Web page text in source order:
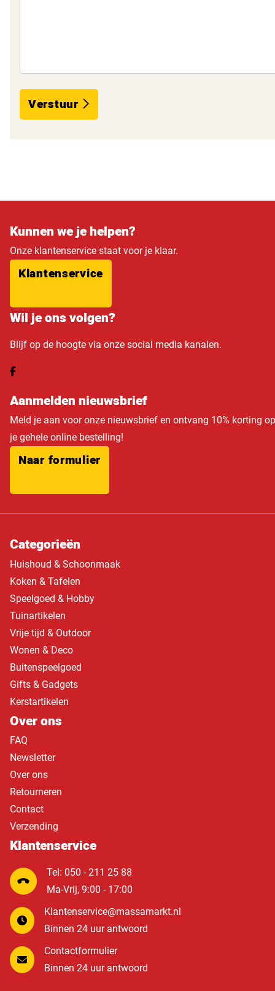
Verstuur
Kunnen we je helpen?
Onze klantenservice staat voor je klaar.
Klantenservice
Wil je ons volgen?
Blijf op de hoogte via onze social media kanalen.
Aanmelden nieuwsbrief
Meld je aan voor onze nieuwsbrief en ontvang 10% korting op
je gehele online bestelling!
Naar formulier
Categorieën
Huishoud & Schoonmaak
Koken & Tafelen
Speelgoed & Hobby
Tuinartikelen
Vrije tijd & Outdoor
Wonen & Deco
Buitenspeelgoed
Gifts & Gadgets
Kerstartikelen
Over ons
FAQ
Newsletter
Over ons
Retourneren
Contact
Verzending
Klantenservice
Tel: 050 - 211 25 88
Ma-Vrij, 9:00 - 17:00
Klantenservice@massamarkt.nl
Binnen 24 uur antwoord
Contactformulier
Binnen 24 uur antwoord